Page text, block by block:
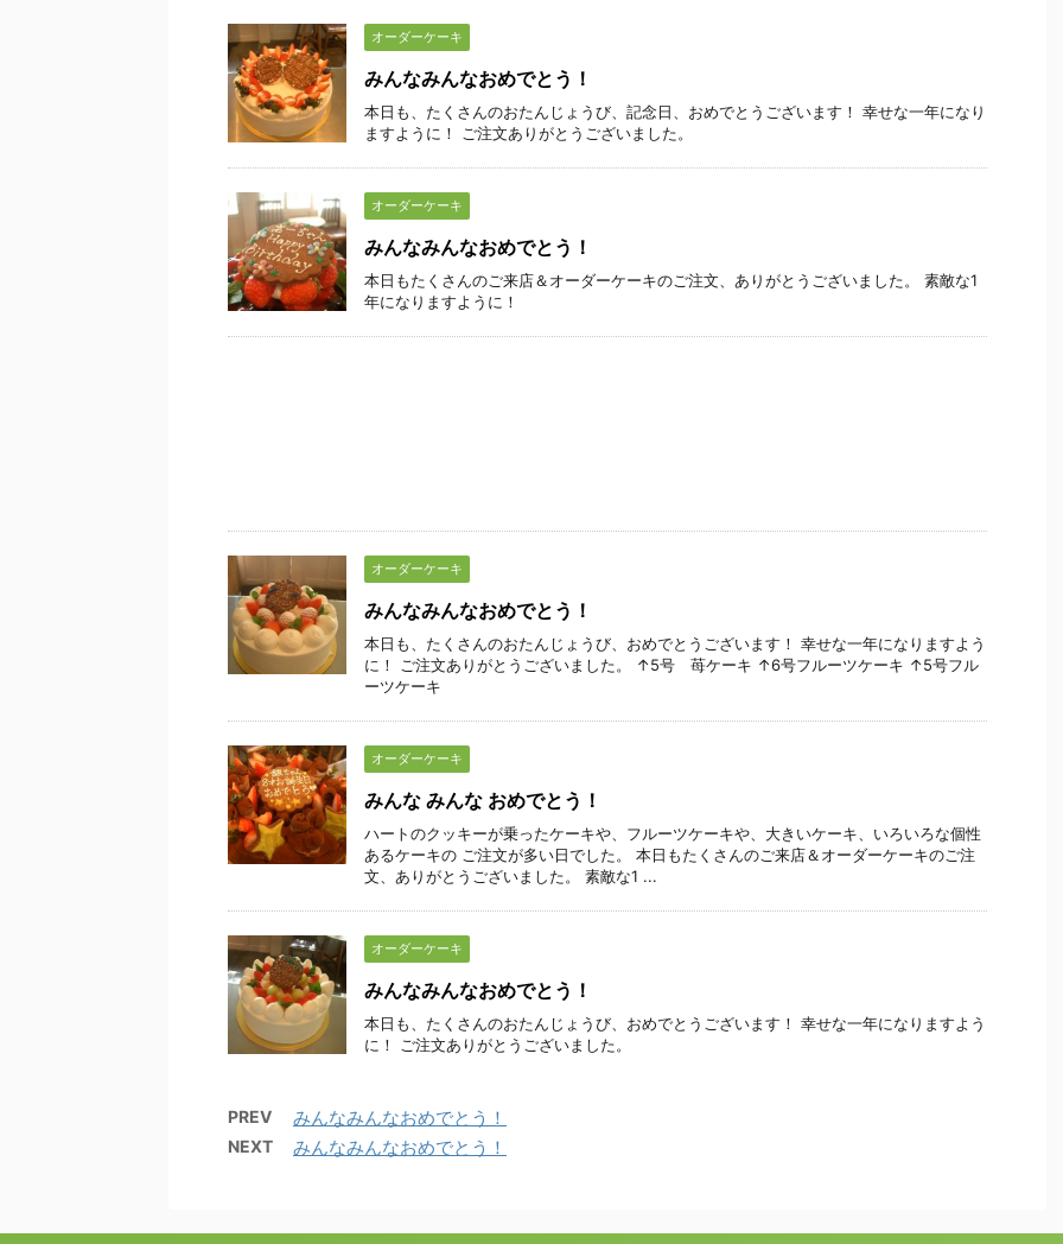
オーダーケーキ
みんなみんなおめでとう！
本日も、たくさんのおたんじょうび、記念日、おめでとうございます！ 幸せな一年になり
ますように！ ご注文ありがとうございました。
オーダーケーキ
みんなみんなおめでとう！
本日もたくさんのご来店＆オーダーケーキのご注文、ありがとうございました。 素敵な1
年になりますように！
オーダーケーキ
みんなみんなおめでとう！
本日も、たくさんのおたんじょうび、おめでとうございます！ 幸せな一年になりますよう
に！ ご注文ありがとうございました。 ↑5号 苺ケーキ ↑6号フルーツケーキ ↑5号フル
ーツケーキ
オーダーケーキ
みんな みんな おめでとう！
ハートのクッキーが乗ったケーキや、フルーツケーキや、大きいケーキ、いろいろな個性
あるケーキの ご注文が多い日でした。 本日もたくさんのご来店＆オーダーケーキのご注
文、ありがとうございました。 素敵な1 ...
オーダーケーキ
みんなみんなおめでとう！
本日も、たくさんのおたんじょうび、おめでとうございます！ 幸せな一年になりますよう
に！ ご注文ありがとうございました。
PREV みんなみんなおめでとう！
NEXT みんなみんなおめでとう！